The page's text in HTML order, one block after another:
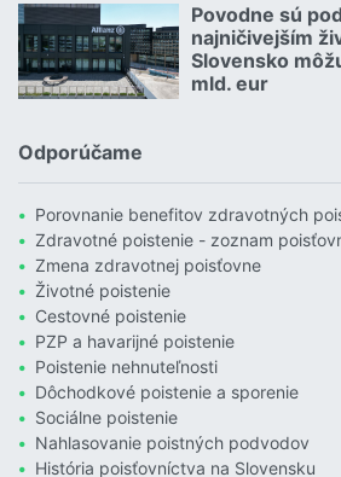
Povodne sú
najničivejším
Slovensko
mld. eur
23.07.2026 |
Odporúčame
Porovnanie benefitov zdravotných
Zdravotné poistenie - zoznam
Zmena zdravotnej poisťovne
Životné poistenie
Cestovné poistenie
PZP a havarijné poistenie
Poistenie nehnuteľnosti
Dôchodkové poistenie a sporenie
Sociálne poistenie
Nahlasovanie poistných podvodov
História poisťovníctva na Slovensku